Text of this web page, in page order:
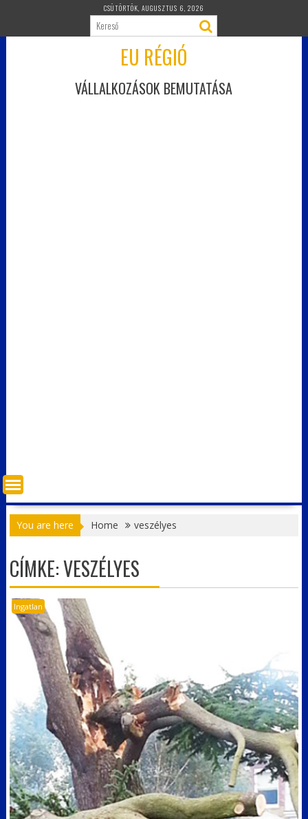
content
CSÜTÖRTÖK, AUGUSZTUS 6, 2026
EU RÉGIÓ
VÁLLALKOZÁSOK BEMUTATÁSA
You are here Home veszélyes
CÍMKE:VESZÉLYES
Ingatlan